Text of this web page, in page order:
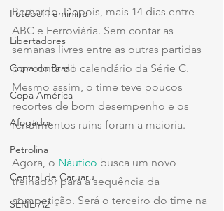
Futebol Feminino
Libertadores
Copa do Brasil
Copa América
Afogados
Petrolina
Central de Caruaru
SÉRIE A2
Bernardo. Depois, mais 14 dias entre
ABC e Ferroviária. Sem contar as
semanas livres entre as outras partidas
por conta do calendário da Série C.
Mesmo assim, o time teve poucos
recortes de bom desempenho e os
rendimentos ruins foram a maioria.
Agora, o Náutico busca um novo
treinador para a sequência da
competição. Será o terceiro do time na